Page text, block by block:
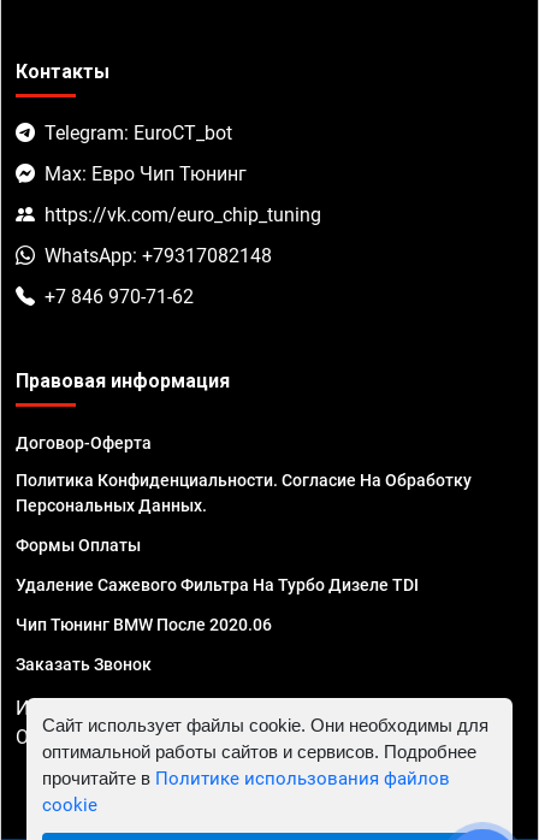
Контакты
Telegram: EuroCT_bot
Max: Евро Чип Тюнинг
https://vk.com/euro_chip_tuning
WhatsApp: +79317082148
+7 846 970-71-62
Правовая информация
Договор-Оферта
Политика Конфиденциальности. Согласие На Обработку
Персональных Данных.
Формы Оплаты
Удаление Сажевого Фильтра На Турбо Дизеле TDI
Чип Тюнинг BMW После 2020.06
Заказать Звонок
ИП Смирнов Георгий Павлович. ИНН 781302555843,
ОГРНИП 324470400032610
Сайт использует файлы cookie. Они необходимы для
оптимальной работы сайтов и сервисов. Подробнее
прочитайте в Политике использования файлов
cookie